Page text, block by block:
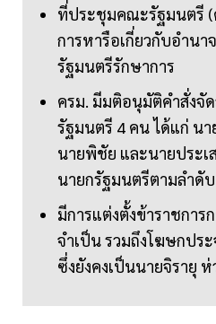
ที่ประชุมคณะรัฐมนตรี (
การหารือเกี่ยวกับอำน
รัฐมนตรีรักษาการ
ครม. มีมติอนุมัติคำสั่งจั
รัฐมนตรี 4 คน ได้แก่ น
นายพิชัย และนายประ
นายกรัฐมนตรีตามลำดับ
มีการแต่งตั้งข้าราชการ
จำเป็น รวมถึงโฆษกปร
ซึ่งยังคงเป็นนายจิรายุ